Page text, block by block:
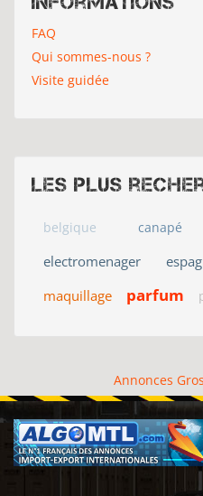
FAQ
Qui sommes-nous ?
Visite guidée
Les plus
belgique canapé
electromenager
maquillage parfum
Annonces